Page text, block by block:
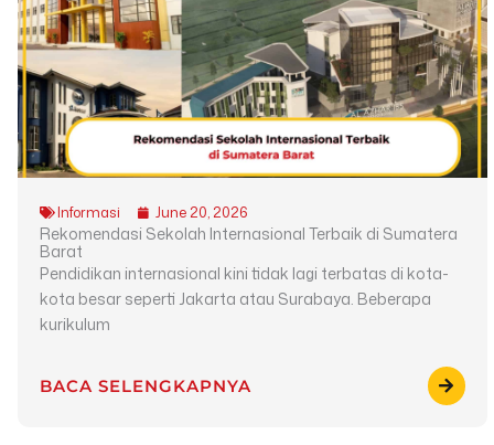
Informasi June 20, 2026
Rekomendasi Sekolah Internasional Terbaik di Sumatera
Barat
Pendidikan internasional kini tidak lagi terbatas di kota-
kota besar seperti Jakarta atau Surabaya. Beberapa
kurikulum
BACA SELENGKAPNYA